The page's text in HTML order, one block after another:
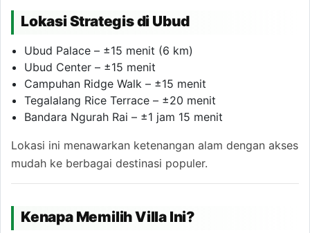
Lokasi Strategis di Ubud
Ubud Palace – ±15 menit (6 km)
Ubud Center – ±15 menit
Campuhan Ridge Walk – ±15 menit
Tegalalang Rice Terrace – ±20 menit
Bandara Ngurah Rai – ±1 jam 15 menit
Lokasi ini menawarkan ketenangan alam dengan akses
mudah ke berbagai destinasi populer.
Kenapa Memilih Villa Ini?